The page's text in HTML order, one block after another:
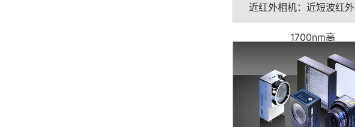
近红外相机：近短波红
1700nm高